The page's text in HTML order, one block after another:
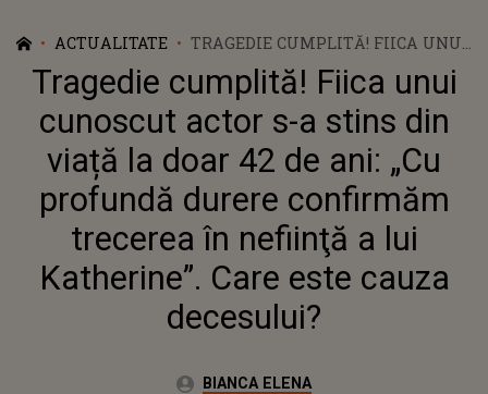
ACTUALITATE
TRAGEDIE CUMPLITĂ! FIICA UNUI
CUNOSCUT ACTOR S-A STINS DIN
VIAȚĂ LA DOAR 42 DE ANI: „CU
PROFUNDĂ DURERE CONFIRMĂM
TRECEREA ÎN NEFIINŢĂ A LUI
KATHERINE”. CARE ESTE CAUZA
Tragedie cumplită! Fiica unui
cunoscut actor s-a stins din
viață la doar 42 de ani: „Cu
profundă durere confirmăm
trecerea în nefiinţă a lui
Katherine”. Care este cauza
decesului?
Autor:BIANCA ELENA